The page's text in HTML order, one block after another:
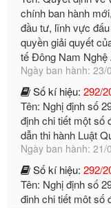
quyền giải quyết
tế Đông Nam Nghệ
Ngày ban hành: 23/
Số kí hiệu:292/
Tên: Nghị định số
định chi tiết một số
dẫn thi hành Luật
Ngày ban hành: 21/
Số kí hiệu:292/
Tên: Nghị định số
định chi tiết một số
dẫn thi hành Luật
Ngày ban hành: 21/